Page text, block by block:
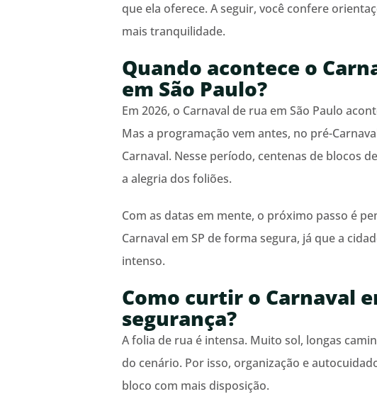
que ela oferece. A seguir, você confere
mais tranquilidade.
Quando acontece o
em São Paulo?
Em 2026, o Carnaval de rua em São Paulo
Mas a programação vem antes, no pré-
Carnaval. Nesse período, centenas de blocos
a alegria dos foliões.
Com as datas em mente, o próximo passo é
Carnaval em SP de forma segura, já que a
intenso.
Como curtir o Carnaval
segurança?
A folia de rua é intensa. Muito sol, longas
do cenário. Por isso, organização e
bloco com mais disposição.